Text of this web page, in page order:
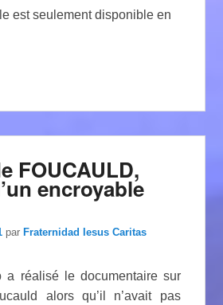
est seulement disponible en
FOUCAULD,
encroyable
par Fraternidad Iesus Caritas
a réalisé le documentaire sur
alors qu’il n’avait pas